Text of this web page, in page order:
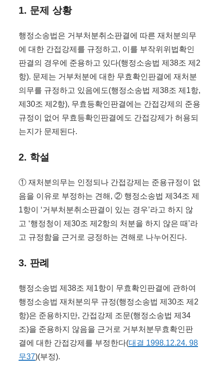
1. 문제 상황
행정소송법은 거부처분취소판결에 따른 재처분의무
에 대한 간접강제를 규정하고, 이를 부작위위법확인
판결의 경우에 준용하고 있다(행정소송법 제38조 제2
항). 문제는 거부처분에 대한 무효확인판결에 재처분
의무를 규정하고 있음에도(행정소송법 제38조 제1항,
제30조 제2항), 무효등확인판결에는 간접강제의 준용
규정이 없어 무효등확인판결에도 간접강제가 허용되
는지가 문제된다.
2. 학설
① 재처분의무는 인정되나 간접강제는 준용규정이 없
음을 이유로 부정하는 견해, ② 행정소송법 제34조 제
1항이 ‘거부처분취소판결이 있는 경우’라고 하지 않
고 ‘행정청이 제30조 제2항의 처분을 하지 않은 때’라
고 규정함을 근거로 긍정하는 견해로 나누어진다.
3. 판례
행정소송법 제38조 제1항이 무효확인판결에 관하여
행정소송법 재처분의무 규정(행정소송법 제30조 제2
항)은 준용하지만, 간접강제 조문(행정소송법 제34
조)을 준용하지 않음을 근거로 거부처분무효확인판
결에 대한 간접강제를 부정한다(대결 1998.12.24. 98
무37)(부정).